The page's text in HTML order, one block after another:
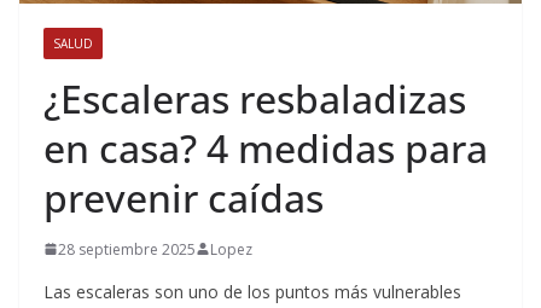
SALUD
¿Escaleras resbaladizas
en casa? 4 medidas para
prevenir caídas
28 septiembre 2025 Lopez
Las escaleras son uno de los puntos más vulnerables